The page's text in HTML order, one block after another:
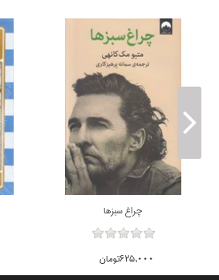
چراغ سبزها
625,000تومان